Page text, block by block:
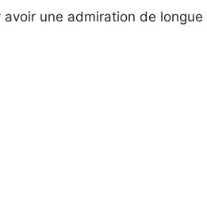
une admiration de